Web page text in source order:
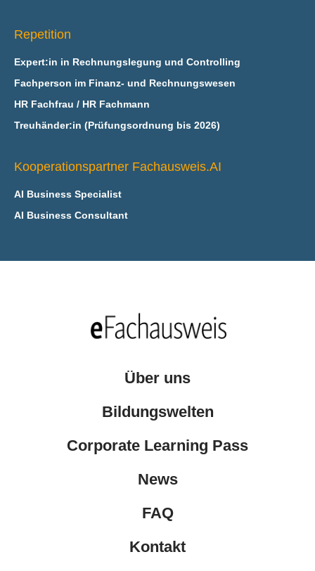
Repetition
Expert:in in Rechnungslegung und Controlling
Fachperson im Finanz- und Rechnungswesen
HR Fachfrau / HR Fachmann
Treuhänder:in (Prüfungsordnung bis 2026)
Kooperationspartner Fachausweis.AI
AI Business Specialist
AI Business Consultant
Über uns
Bildungswelten
Corporate Learning Pass
News
FAQ
Kontakt